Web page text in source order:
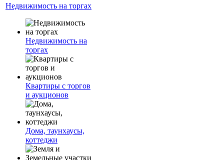
Недвижимость на торгах
Недвижимость на
торгах
Квартиры с торгов
и аукционов
Дома, таунхаусы,
коттеджи